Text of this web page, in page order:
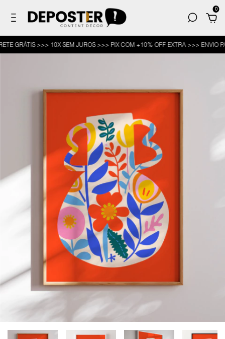
0
>>> 10X SEM JUROS >>> PIX COM +10% OFF EXTRA >>> ENVIO PARA